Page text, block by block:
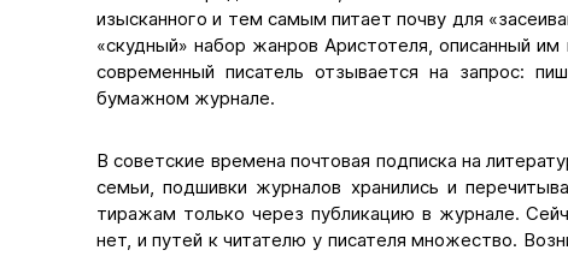
изысканного и тем самым питает почву для
«скудный» набор жанров Аристотеля, описанный
современный писатель отзывается на запрос:
бумажном журнале.
В советские времена почтовая подписка на
семьи, подшивки журналов хранились и
тиражам только через публикацию в журнале.
нет, и путей к читателю у писателя множество.